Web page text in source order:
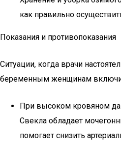
как правильно
Показания и противопоказания
Ситуации, когда врачи
беременным женщинам
При высоком кровяном
Свекла обладает
помогает снизить